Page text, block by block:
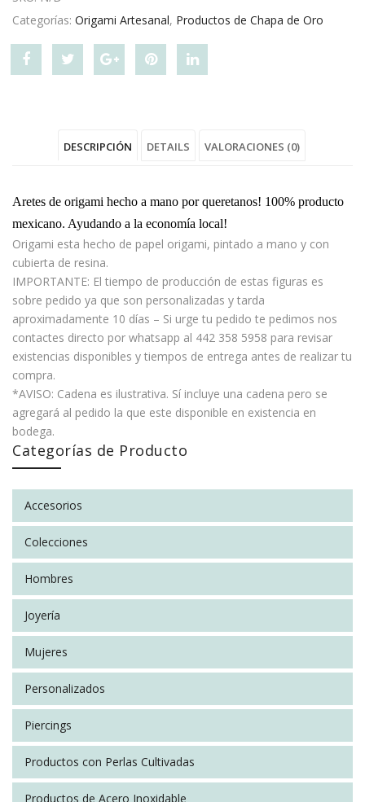
Categorías: Origami Artesanal, Productos de Chapa de Oro
Share
Figuras"
Post
Varias
Twitter
Share
Figuras"
Plus
Pin
Figuras"
Share
Figuras"
DESCRIPCIÓN DETAILS VALORACIONES (0)
Aretes de origami hecho a mano por queretanos! 100% producto
mexicano. Ayudando a la economía local!
Origami esta hecho de papel origami, pintado a mano y con
cubierta de resina.
IMPORTANTE: El tiempo de producción de estas figuras es
sobre pedido ya que son personalizadas y tarda
aproximadamente 10 días – Si urge tu pedido te pedimos nos
contactes directo por whatsapp al 442 358 5958 para revisar
existencias disponibles y tiempos de entrega antes de realizar tu
compra.
*AVISO: Cadena es ilustrativa. Sí incluye una cadena pero se
agregará al pedido la que este disponible en existencia en
bodega.
INFORMACIÓN ADICIONAL
Figura
Unicornio, Flor, Pez Koi, T-Rex, Mariposa, Gato,
Barquito, Zorro, Elefante
Tamaño Largos ( gancho ), Cortos ( Pin )
No hay valoraciones aún.
FIGURAS”
You must belogged into post a review.
SOCIAL CONNECT:
Categorías de Producto
Accesorios
Colecciones
Hombres
Joyería
Mujeres
Personalizados
Piercings
Productos con Perlas Cultivadas
Productos de Acero Inoxidable